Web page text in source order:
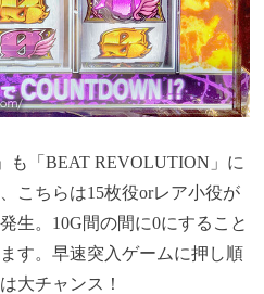
も「BEAT REVOLUTION」に
こちらは15枚役orレア小役が
生。10G間の間に0にすること
す。早速突入ゲームに押し順
大チャンス！